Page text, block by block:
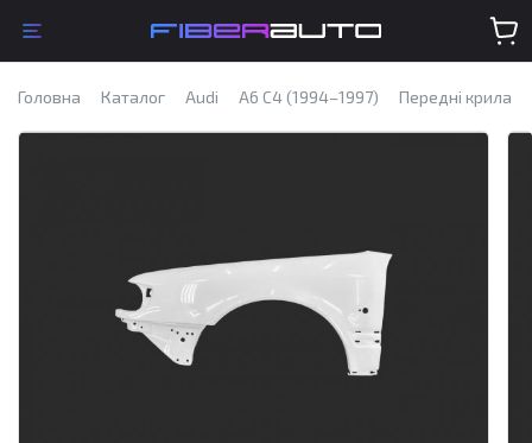
Головна Каталог Audi A6 C4 (1994–1997) Передні крила